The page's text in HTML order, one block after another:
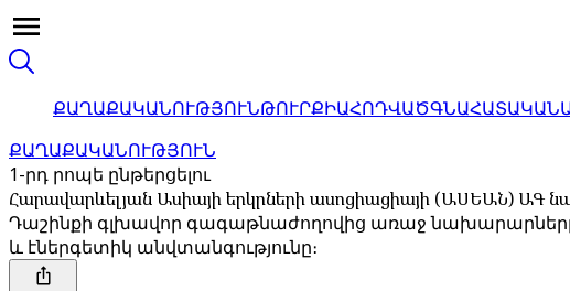
ՔԱՂԱՔԱԿԱՆՈՒԹՅՈՒՆԹՈՒՐՔԻԱՀՈԴՎԱԾԳՆԱՀԱՏԱԿԱՆ
ՔԱՂԱՔԱԿԱՆՈՒԹՅՈՒՆ
1-րդ րոպե ընթերցելու
Հարավարևելյան Ասիայի երկրների ասոցիացիայի (ԱՍԵԱՆ) ԱԳ
Դաշինքի գլխավոր գագաթնաժողովից առաջ
և էներգետիկ անվտանգությունը։